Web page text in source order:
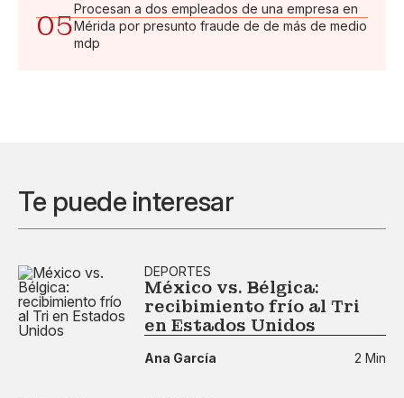
05
Procesan a dos empleados de una empresa en
Mérida por presunto fraude de de más de medio
mdp
Te puede interesar
DEPORTES
México vs. Bélgica:
recibimiento frío al Tri
en Estados Unidos
Ana García 2 Min